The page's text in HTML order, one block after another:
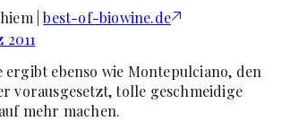
|best-of-biowine.de
2011
ergibt ebenso wie Montepulciano, den
vorausgesetzt, tolle geschmeidige
mehr machen.